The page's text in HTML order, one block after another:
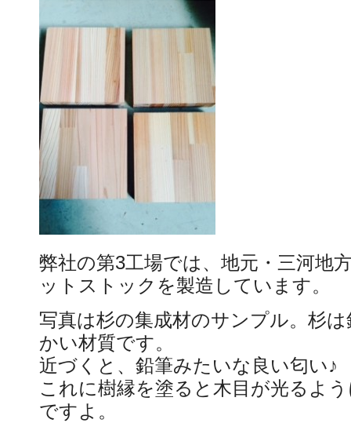
弊社の第3工場では、地元・三河地
ットストックを製造しています。
写真は杉の集成材のサンプル。杉
かい材質です。
近づくと、鉛筆みたいな良い匂い♪
これに樹縁を塗ると木目が光るよ
ですよ。